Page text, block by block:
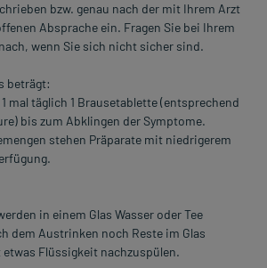
bzw. genau nach der mit Ihrem Arzt
Absprache ein. Fragen Sie bei Ihrem
wenn Sie sich nicht sicher sind.
beträgt:
mal täglich 1 Brausetablette (entsprechend
bis zum Abklingen der Symptome.
stehen Präparate mit niedrigerem
in einem Glas Wasser oder Tee
dem Austrinken noch Reste im Glas
Flüssigkeit nachzuspülen.